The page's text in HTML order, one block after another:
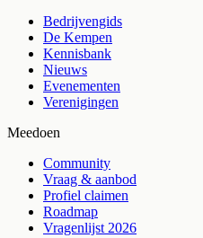
Bedrijvengids
De Kempen
Kennisbank
Nieuws
Evenementen
Verenigingen
Meedoen
Community
Vraag & aanbod
Profiel claimen
Roadmap
Vragenlijst 2026